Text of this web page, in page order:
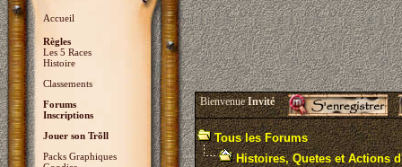
Accueil
Règles
Les 5 Races
Histoire
Classements
Forums
Inscriptions
Jouer son Trõll
Packs Graphiques
BienvenueInvité
Tous les Forums
Histoires, Quetes et Actions